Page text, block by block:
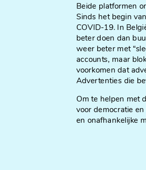
Beide platformen
Sinds het begin
COVID-19. In
beter doen dan
weer beter met
accounts, maar
voorkomen dat
Advertenties die
Om te helpen met
voor democratie
en onafhankelijke